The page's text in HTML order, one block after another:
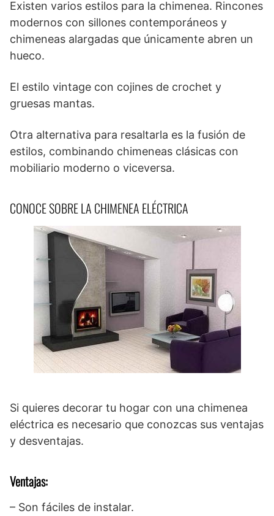
Existen varios estilos para la chimenea. Rincones
modernos con sillones contemporáneos y
chimeneas alargadas que únicamente abren un
hueco.
El estilo vintage con cojines de crochet y
gruesas mantas.
Otra alternativa para resaltarla es la fusión de
estilos, combinando chimeneas clásicas con
mobiliario moderno o viceversa.
CONOCE SOBRE LA CHIMENEA ELÉCTRICA
Si quieres decorar tu hogar con una chimenea
eléctrica es necesario que conozcas sus ventajas
y desventajas.
Ventajas:
– Son fáciles de instalar.